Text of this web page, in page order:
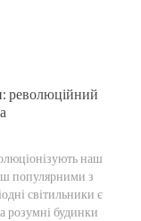
революційний
наш
популярними з
світильники є
розумні будинки